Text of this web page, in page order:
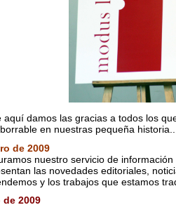
aquí damos las gracias a todos los
en nuestras pequeña
de 2009
nuestro servicio de
las novedades editoriales,
y los trabajos que estamos
de 2009